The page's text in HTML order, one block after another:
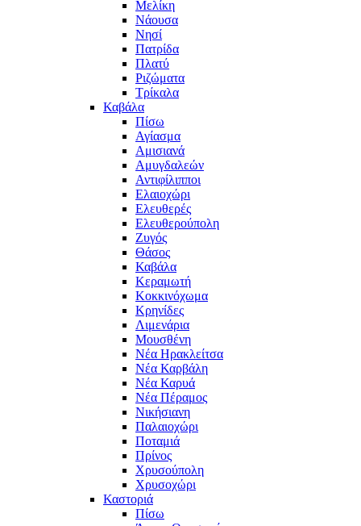
Μελίκη
Νάουσα
Νησί
Πατρίδα
Πλατύ
Ριζώματα
Τρίκαλα
Καβάλα
Πίσω
Αγίασμα
Αμισιανά
Αμυγδαλεών
Αντιφίλιπποι
Ελαιοχώρι
Ελευθερές
Ελευθερούπολη
Ζυγός
Θάσος
Καβάλα
Κεραμωτή
Κοκκινόχωμα
Κρηνίδες
Λιμενάρια
Μουσθένη
Νέα Ηρακλείτσα
Νέα Καρβάλη
Νέα Καρυά
Νέα Πέραμος
Νικήσιανη
Παλαιοχώρι
Ποταμιά
Πρίνος
Χρυσούπολη
Χρυσοχώρι
Καστοριά
Πίσω